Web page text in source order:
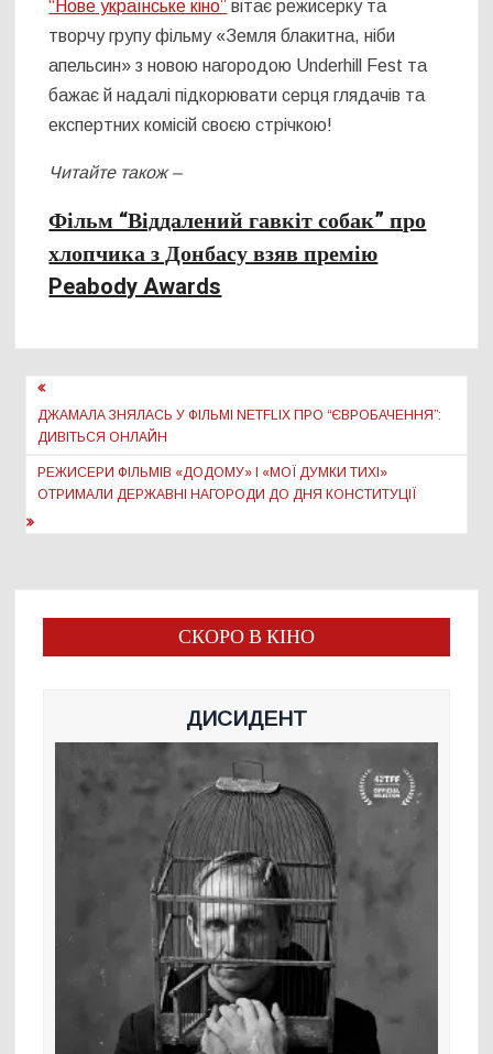
“Нове українське кіно” вітає режисерку та
творчу групу фільму «Земля блакитна, ніби
апельсин» з новою нагородою Underhill Fest та
бажає й надалі підкорювати серця глядачів та
експертних комісій своєю стрічкою!
Читайте також –
Фільм “Віддалений гавкіт собак” про
хлопчика з Донбасу взяв премію
Peabody Awards
Навігація
записів
ДЖАМАЛА ЗНЯЛАСЬ У ФІЛЬМІ NETFLIX ПРО “ЄВРОБАЧЕННЯ”:
ДИВІТЬСЯ ОНЛАЙН
РЕЖИСЕРИ ФІЛЬМІВ «ДОДОМУ» І «МОЇ ДУМКИ ТИХІ»
ОТРИМАЛИ ДЕРЖАВНІ НАГОРОДИ ДО ДНЯ КОНСТИТУЦІЇ
СКОРО В КІНО
ДИСИДЕНТ